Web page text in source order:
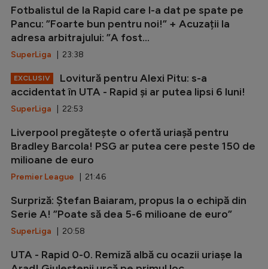
Fotbalistul de la Rapid care l-a dat pe spate pe
Pancu: ”Foarte bun pentru noi!” + Acuzații la
adresa arbitrajului: ”A fost...
SuperLiga | 23:38
EXCLUSIV
Lovitură pentru Alexi Pitu: s-a
accidentat în UTA - Rapid și ar putea lipsi 6 luni!
SuperLiga | 22:53
Liverpool pregătește o ofertă uriașă pentru
Bradley Barcola! PSG ar putea cere peste 150 de
milioane de euro
Premier League | 21:46
Surpriză: Ștefan Baiaram, propus la o echipă din
Serie A! ”Poate să dea 5-6 milioane de euro”
SuperLiga | 20:58
UTA - Rapid 0-0. Remiză albă cu ocazii uriașe la